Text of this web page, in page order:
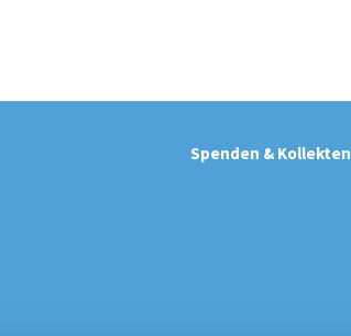
Spenden & Kollekten